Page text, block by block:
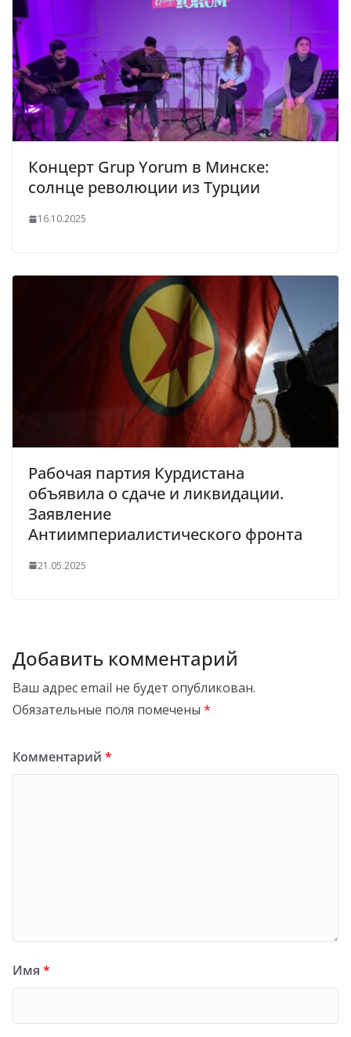
Концерт Grup Yorum в Минске:
солнце революции из Турции
16.10.2025
Рабочая партия Курдистана
объявила о сдаче и ликвидации.
Заявление
Антиимпериалистического фронта
21.05.2025
Добавить комментарий
Ваш адрес email не будет опубликован.
Обязательные поля помечены *
Комментарий *
Имя *